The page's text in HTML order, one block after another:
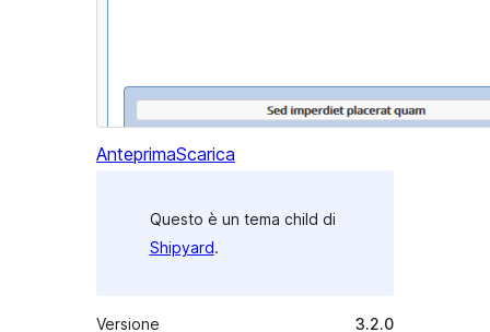
AnteprimaScarica
Questo è un tema child di
Shipyard.
Versione 3.2.0